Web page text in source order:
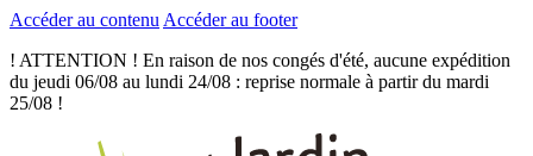
Accéder au contenu Accéder au footer
! ATTENTION ! En raison de nos congés d'été, aucune expédition
du jeudi 06/08 au lundi 24/08 : reprise normale à partir du mardi
25/08 !